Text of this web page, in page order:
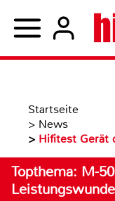
Startseite
> News
> Hifitest Gerät
Topthema: M-